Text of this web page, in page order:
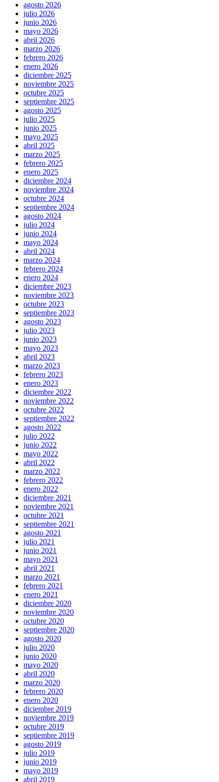
agosto 2026
julio 2026
junio 2026
mayo 2026
abril 2026
marzo 2026
febrero 2026
enero 2026
diciembre 2025
noviembre 2025
octubre 2025
septiembre 2025
agosto 2025
julio 2025
junio 2025
mayo 2025
abril 2025
marzo 2025
febrero 2025
enero 2025
diciembre 2024
noviembre 2024
octubre 2024
septiembre 2024
agosto 2024
julio 2024
junio 2024
mayo 2024
abril 2024
marzo 2024
febrero 2024
enero 2024
diciembre 2023
noviembre 2023
octubre 2023
septiembre 2023
agosto 2023
julio 2023
junio 2023
mayo 2023
abril 2023
marzo 2023
febrero 2023
enero 2023
diciembre 2022
noviembre 2022
octubre 2022
septiembre 2022
agosto 2022
julio 2022
junio 2022
mayo 2022
abril 2022
marzo 2022
febrero 2022
enero 2022
diciembre 2021
noviembre 2021
octubre 2021
septiembre 2021
agosto 2021
julio 2021
junio 2021
mayo 2021
abril 2021
marzo 2021
febrero 2021
enero 2021
diciembre 2020
noviembre 2020
octubre 2020
septiembre 2020
agosto 2020
julio 2020
junio 2020
mayo 2020
abril 2020
marzo 2020
febrero 2020
enero 2020
diciembre 2019
noviembre 2019
octubre 2019
septiembre 2019
agosto 2019
julio 2019
junio 2019
mayo 2019
abril 2019